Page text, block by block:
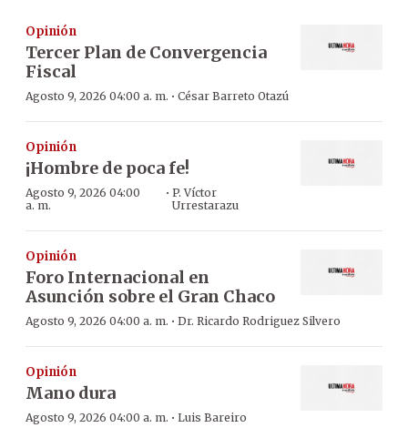
Opinión
Tercer Plan de Convergencia
Fiscal
Agosto 9, 2026 04:00 a. m. · César Barreto Otazú
Opinión
¡Hombre de poca fe!
Agosto 9, 2026 04:00
a. m.
·P. Víctor
Urrestarazu
Opinión
Foro Internacional en
Asunción sobre el Gran Chaco
Agosto 9, 2026 04:00 a. m. · Dr. Ricardo Rodriguez Silvero
Opinión
Mano dura
Agosto 9, 2026 04:00 a. m. · Luis Bareiro